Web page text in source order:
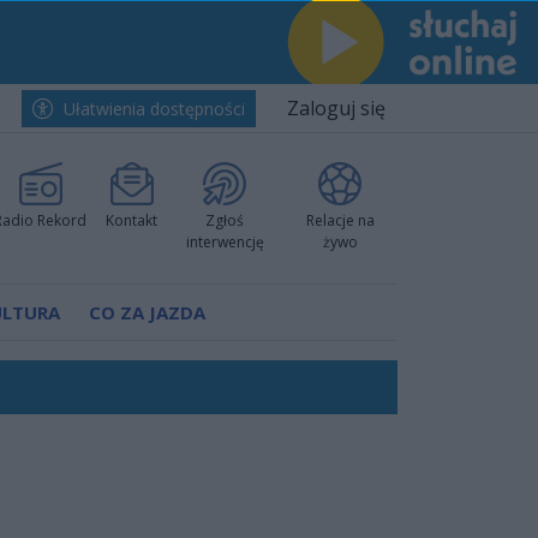
Ułatwienia dostępności Zaloguj się
Rekord Kontakt
Zgłoś
interwencję
Relacje na
żywo
CO ZA JAZDA